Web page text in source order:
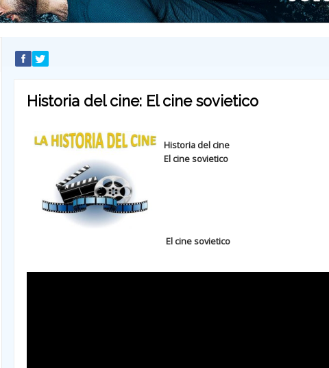
Historia del cine: El cine sovietico
Historia del cine
El cine sovietico
El cine sovietico